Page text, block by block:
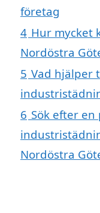
företag
4 Hur mycket
Nordöstra
5 Vad hjälper
6 Sök efter
Nordöstra